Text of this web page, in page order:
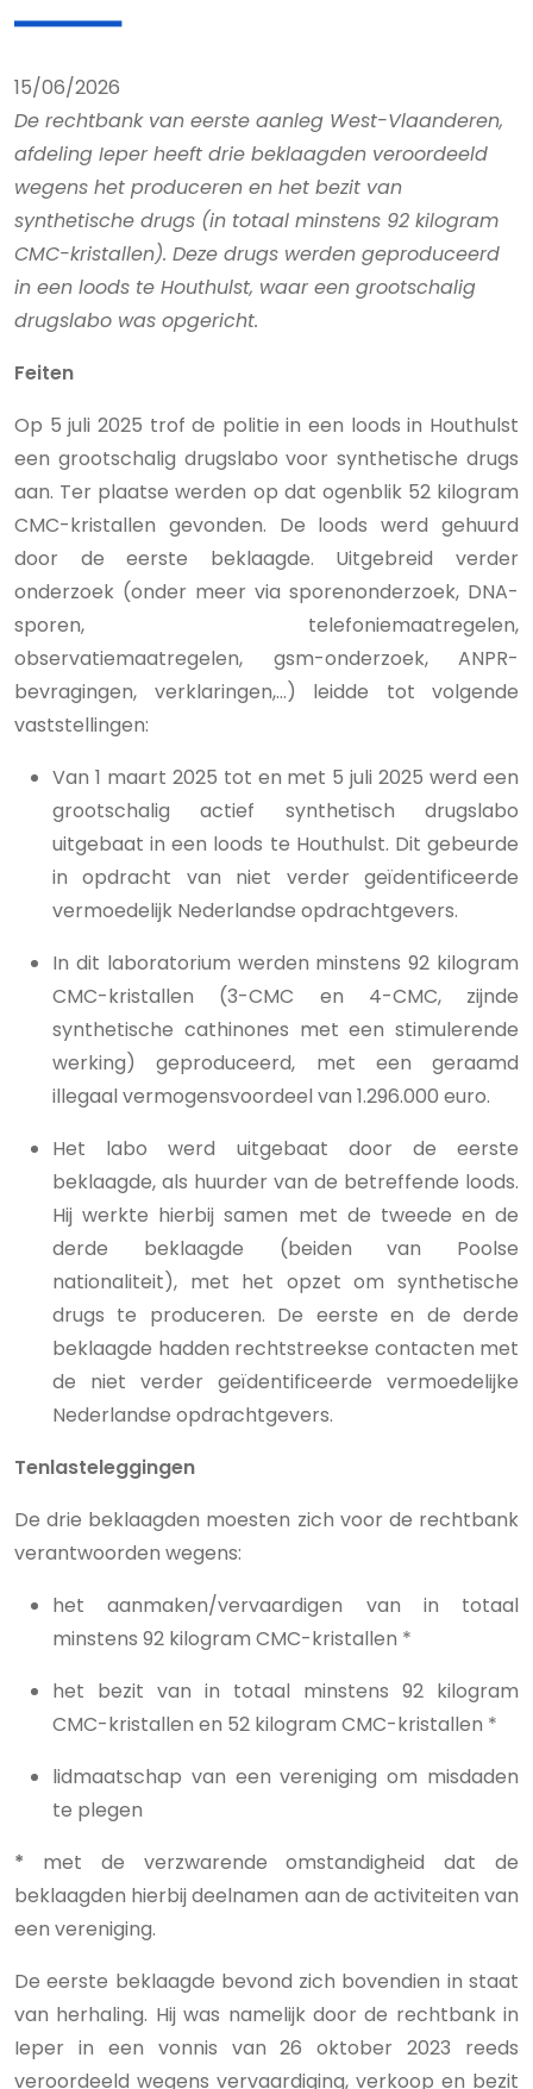
15/06/2026
De rechtbank van eerste aanleg West-Vlaanderen,
afdeling Ieper heeft drie beklaagden veroordeeld
wegens het produceren en het bezit van
synthetische drugs (in totaal minstens 92 kilogram
CMC-kristallen). Deze drugs werden geproduceerd
in een loods te Houthulst, waar een grootschalig
drugslabo was opgericht.
Feiten
Op 5 juli 2025 trof de politie in een loods in Houthulst
een grootschalig drugslabo voor synthetische drugs
aan. Ter plaatse werden op dat ogenblik 52 kilogram
CMC-kristallen gevonden. De loods werd gehuurd
door de eerste beklaagde. Uitgebreid verder
onderzoek (onder meer via sporenonderzoek, DNA-
sporen, telefoniemaatregelen,
observatiemaatregelen, gsm-onderzoek, ANPR-
bevragingen, verklaringen,…) leidde tot volgende
vaststellingen:
Van 1 maart 2025 tot en met 5 juli 2025 werd een
grootschalig actief synthetisch drugslabo
uitgebaat in een loods te Houthulst. Dit gebeurde
in opdracht van niet verder geïdentificeerde
vermoedelijk Nederlandse opdrachtgevers.
In dit laboratorium werden minstens 92 kilogram
CMC-kristallen (3-CMC en 4-CMC, zijnde
synthetische cathinones met een stimulerende
werking) geproduceerd, met een geraamd
illegaal vermogensvoordeel van 1.296.000 euro.
Het labo werd uitgebaat door de eerste
beklaagde, als huurder van de betreffende loods.
Hij werkte hierbij samen met de tweede en de
derde beklaagde (beiden van Poolse
nationaliteit), met het opzet om synthetische
drugs te produceren. De eerste en de derde
beklaagde hadden rechtstreekse contacten met
de niet verder geïdentificeerde vermoedelijke
Nederlandse opdrachtgevers.
Tenlasteleggingen
De drie beklaagden moesten zich voor de rechtbank
verantwoorden wegens:
het aanmaken/vervaardigen van in totaal
minstens 92 kilogram CMC-kristallen *
het bezit van in totaal minstens 92 kilogram
CMC-kristallen en 52 kilogram CMC-kristallen *
lidmaatschap van een vereniging om misdaden
te plegen
* met de verzwarende omstandigheid dat de
beklaagden hierbij deelnamen aan de activiteiten van
een vereniging.
De eerste beklaagde bevond zich bovendien in staat
van herhaling. Hij was namelijk door de rechtbank in
Ieper in een vonnis van 26 oktober 2023 reeds
veroordeeld wegens vervaardiging, verkoop en bezit